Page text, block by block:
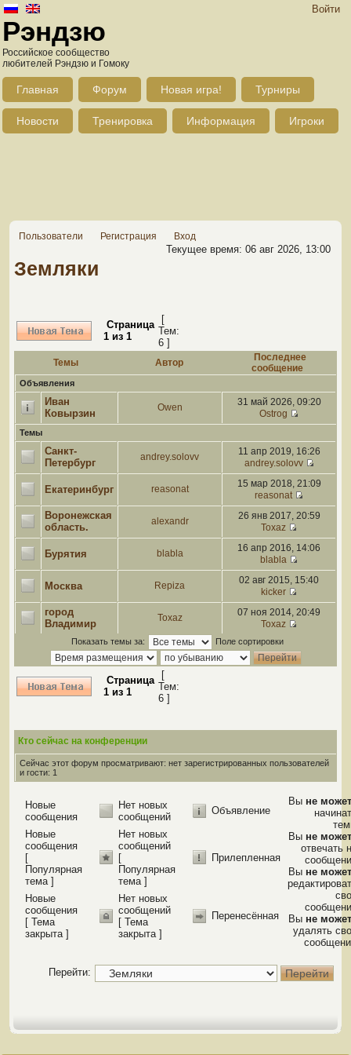
Войти
Рэндзю
Российское сообщество
любителей Рэндзю и Гомоку
Главная Форум Новая игра! Турниры
Новости Тренировка Информация Игроки
Пользователи Регистрация Вход
Текущее время: 06 авг 2026, 13:00
Земляки
Страница
1 из 1
[
Тем:
6 ]
Темы Автор
Последнее
сообщение
Объявления
Иван
Ковырзин
Owen
31 май 2026, 09:20
Ostrog
Темы
Санкт-
Петербург
andrey.solovv
11 апр 2019, 16:26
andrey.solovv
Екатеринбург reasonat
15 мар 2018, 21:09
reasonat
Воронежская
область.
alexandr
26 янв 2017, 20:59
Toxaz
Бурятия blabla
16 апр 2016, 14:06
blabla
Москва Repiza
02 авг 2015, 15:40
kicker
город
Владимир
Toxaz
07 ноя 2014, 20:49
Toxaz
Показать темы за: Поле сортировки
Страница
1 из 1
[
Тем:
6 ]
Кто сейчас на конференции
Сейчас этот форум просматривают: нет зарегистрированных пользователей
и гости: 1
Новые
сообщения
Нет новых
сообщений
Объявление
Новые
сообщения
[
Популярная
тема ]
Нет новых
сообщений
[
Популярная
тема ]
Прилепленная
Новые
сообщения
[ Тема
закрыта ]
Нет новых
сообщений
[ Тема
закрыта ]
Перенесённая
Вы не
Вы не
отвечать
Вы не
Вы не
удалять
Перейти: